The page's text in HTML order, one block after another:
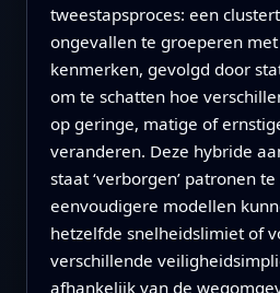
tweestapsproces: een
ongevallen te groeperen
kenmerken, gevolgd door
om te schatten hoe
op geringe, matige of
veranderen. Deze hybride
staat ‘verborgen’ patronen
eenvoudigere modellen
hetzelfde snelheidslimiet of
verschillende
afhankelijk van de